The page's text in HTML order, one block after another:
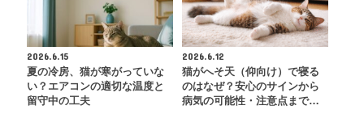
2026.6.15
夏の冷房、猫が寒がっていな
い？エアコンの適切な温度と
留守中の工夫
2026.6.12
猫がへそ天（仰向け）で寝る
のはなぜ？安心のサインから
病気の可能性・注意点まで…